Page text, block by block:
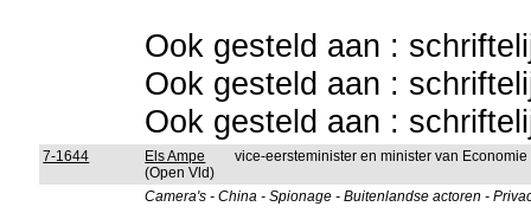
Ook gesteld aan :
Ook gesteld aan :
Ook gesteld aan :
7-1644
Els Ampe
(Open Vld)
vice-eersteminister en minister van Economie
Camera's - China - Spionage - Buitenlandse actoren -